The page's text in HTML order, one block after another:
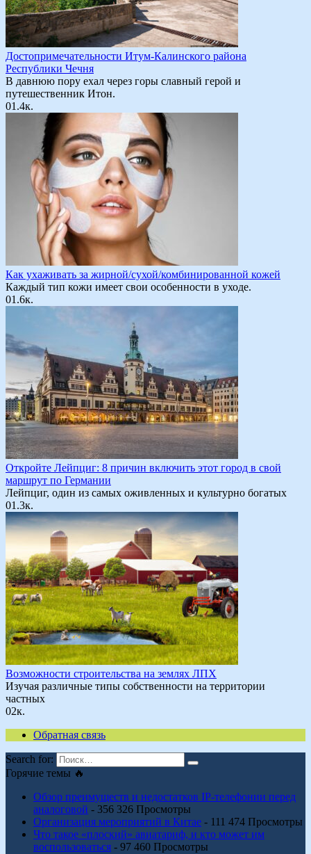
Достопримечательности Итум-Калинского района
Республики Чечня
В давнюю пору ехал через горы славный герой и
путешественник Итон.
01.4к.
Как ухаживать за жирной/сухой/комбинированной кожей
Каждый тип кожи имеет свои особенности в уходе.
01.6к.
Откройте Лейпциг: 8 причин включить этот город в свой
маршрут по Германии
Лейпциг, один из самых оживленных и культурно богатых
01.3к.
Возможности строительства на землях ЛПХ
Изучая различные типы собственности на территории
частных
02к.
Обратная связь
Search for:
Горячие темы 🔥
Обзор преимуществ и недостатков IP-телефонии перед
аналоговой - 356 326 Просмотры
Организация мероприятий в Китае - 111 474 Просмотры
Что такое «плоский» авиатариф, и кто может им
воспользоваться - 97 460 Просмотры